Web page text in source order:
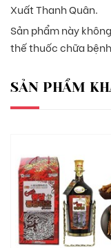
Xuất Thanh Quân.
Sản phẩm này
thế thuốc chữa
SẢN PHẨM